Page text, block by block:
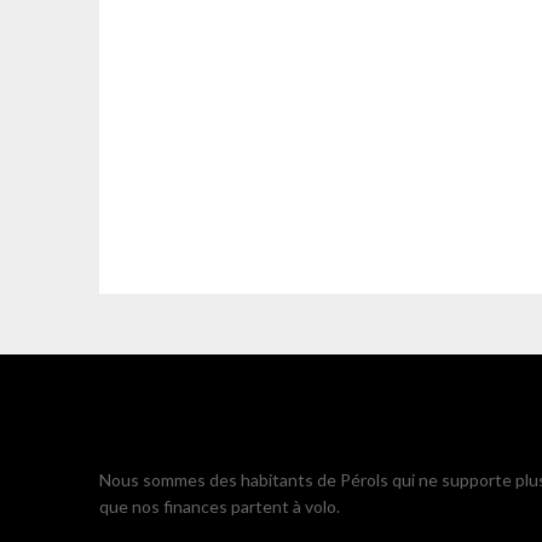
Nous sommes des habitants de Pérols qui ne supporte
que nos finances partent à volo.